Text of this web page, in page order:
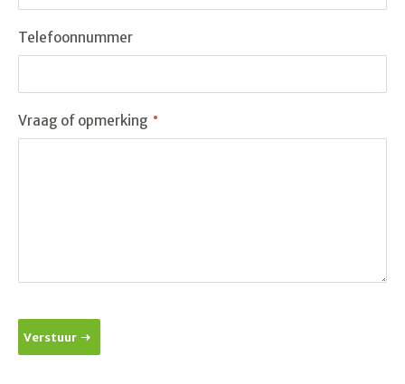
Telefoonnummer
Vraag of opmerking
Verstuur